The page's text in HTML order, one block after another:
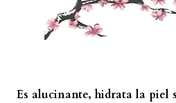
Es alucinante, hidrata la piel